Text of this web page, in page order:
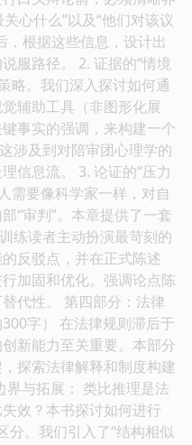
心什么”以及“他们对该议
，根据这些信息，设计出
服路径。 2. 证据的“情境
略。我们深入探讨如何通
辅助工具（非图形化展
事实的强调，来构建一个
涉及到对陪审团心理学的
信息流。 3. 论证的“压力
需要像科学家一样，对自
“审判”。本章提供了一套
练读者主动扮演最苛刻的
反驳点，并在正式陈述
加固和优化。强调论点陈
代性。 第四部分：法律
字） 在法律规则滞后于
新能力至关重要。本部分
探索法律解释和制度构建
界与拓展： 类比推理是法
效？本书探讨如何进行
分。我们引入了“结构相似